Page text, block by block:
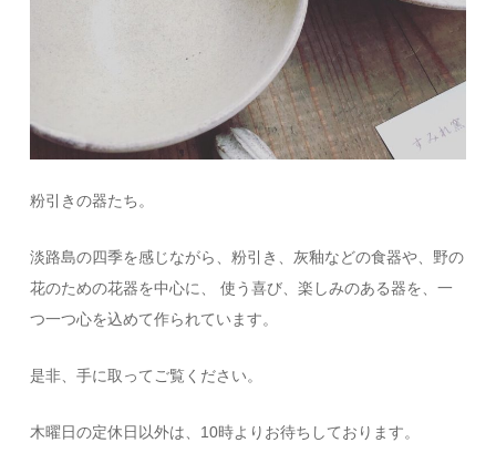
粉引きの器たち。
淡路島の四季を感じながら、粉引き、灰釉などの食器や、野の
花のための花器を中心に、 使う喜び、楽しみのある器を、一
つ一つ心を込めて作られています。
是非、手に取ってご覧ください。
木曜日の定休日以外は、10時よりお待ちしております。